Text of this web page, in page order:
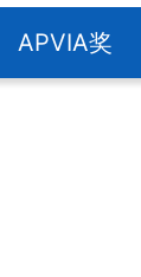
APVIA奖